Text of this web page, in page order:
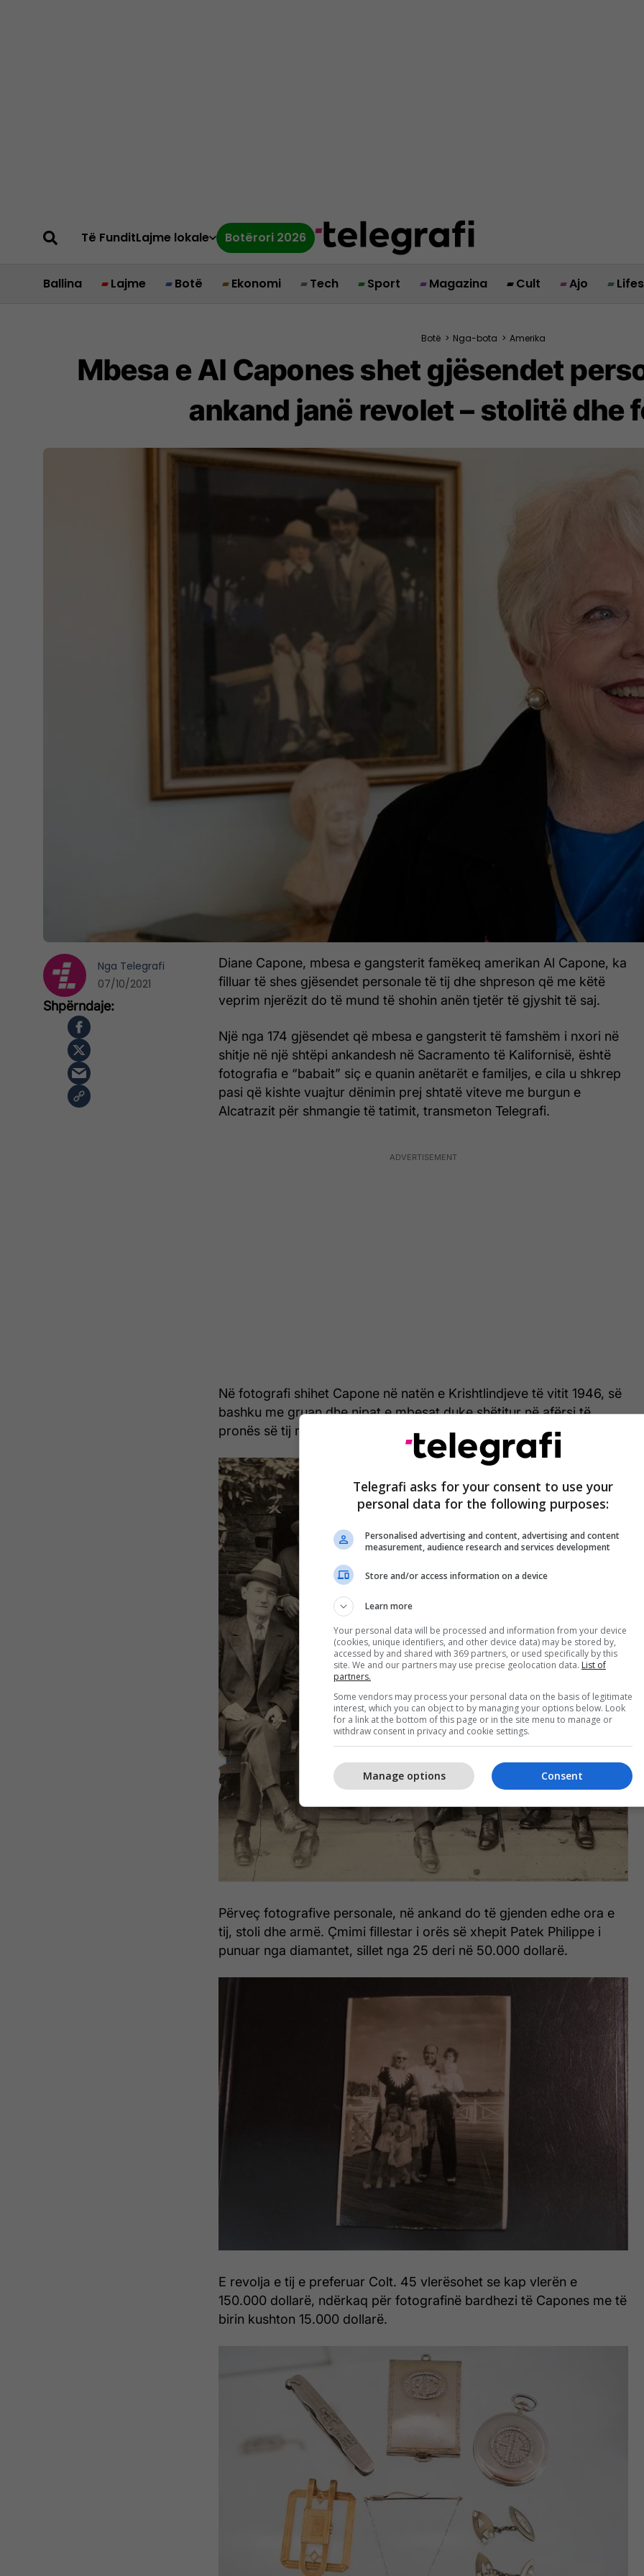
Të FunditLajme lokale Botërori 2026
Ballina Lajme Botë Ekonomi Tech Sport Magazina Cult Ajo
Botë > Nga-bota > Amerika
Mbesa e Al Capones shet gjësendet
ankand janë revolet – stolitë dhe
Diane Capone, mbesa e gangsterit famëkeq amerikan Al Capone, ka
filluar të shes gjësendet personale të tij dhe shpreson që me këtë
veprim njerëzit do të mund të shohin anën tjetër të gjyshit të saj.
Një nga 174 gjësendet që mbesa e gangsterit të famshëm i nxori në
shitje në një shtëpi ankandesh në Sacramento të Kalifornisë, është
fotografia e “babait” siç e quanin anëtarët e familjes, e cila u shkrep
pasi që kishte vuajtur dënimin prej shtatë viteve me burgun e
Alcatrazit për shmangie të tatimit, transmeton Telegrafi.
Në fotografi shihet Capone në natën e Krishtlindjeve të vitit 1946, së
bashku me gruan dhe nipat e mbesat duke shëtitur në afërsi të
pronës së tij në Palm Island të Floridës.
Përveç fotografive personale, në ankand do të gjenden edhe ora e
tij, stoli dhe armë. Çmimi fillestar i orës së xhepit Patek Philippe i
punuar nga diamantet, sillet nga 25 deri në 50.000 dollarë.
E revolja e tij e preferuar Colt. 45 vlerësohet se kap vlerën e
150.000 dollarë, ndërkaq për fotografinë bardhezi të Capones me të
birin kushton 15.000 dollarë.
Nga Telegrafi
07/10/2021
Telegrafi asks for your consent to use your
personal data for the following purposes:
Personalised advertising and content, advertising and content
measurement, audience research and services development
Store and/or access information on a device
Learn more
Your personal data will be processed and information from your device
(cookies, unique identifiers, and other device data) may be stored by,
accessed by and shared with 369 partners, or used specifically by this
site. We and our partners may use precise geolocation data. List of
partners.
Some vendors may process your personal data on the basis of legitimate
interest, which you can object to by managing your options below. Look
for a link at the bottom of this page or in the site menu to manage or
withdraw consent in privacy and cookie settings.
Consent
Manage options